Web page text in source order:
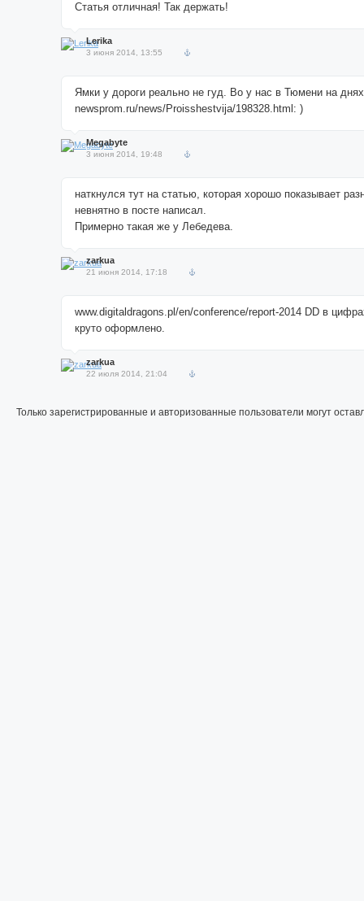
Статья отличная! Так держать!
Lerika
3 июня 2014, 13:55
Ямки у дороги реально не гуд. Во у нас в Тюмени на
newsprom.ru/news/Proisshestvija/198328.html: )
Megabyte
3 июня 2014, 19:48
наткнулся тут на статью, которая хорошо показывает
невнятно в посте написал.
Примерно такая же у Лебедева.
zarkua
21 июня 2014, 17:18
www.digitaldragons.pl/en/conference/report-2014 DD в
круто оформлено.
zarkua
22 июля 2014, 21:04
Только зарегистрированные и авторизованные пользователи могут